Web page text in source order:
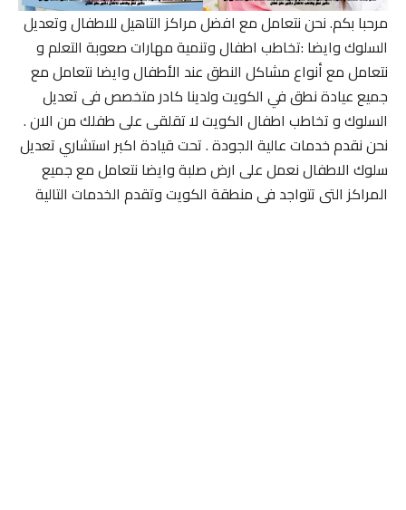
مرحبا بكم. نحن نتعامل مع افضل مراكز التاهيل للاطفال وتعديل
السلوك وايضا :تخاطب اطفال وتنمية مهارات صعوبة التعلم و
نتعامل مع أنواع مشاكل النطق عند الأطفال وايضا نتعامل مع
جميع عيادة نطق في الكويت ولدينا كادر متخصص فى تعديل
السلوك و تخاطب اطفال الكويت لا تقلقى على طفلك من الان .
نحن نقدم خدمات عالية الجودة . تحت قيادة اكبر استشاري تعديل
سلوك الاطفال نعمل على ارض صلبة وايضا نتعامل مع جميع
المراكز التى تتواجد فى منطقة الكويت وتقدم الخدمات التالية